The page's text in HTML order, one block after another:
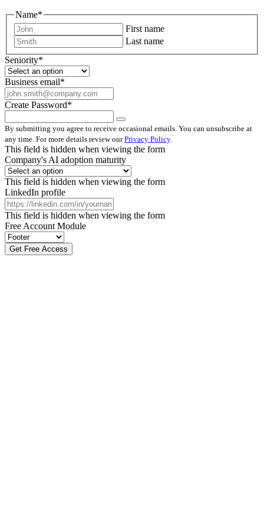
Name*
First name
Last name
Seniority*
Business email*
Create Password*
By submitting you agree to receive occasional emails. You can unsubscribe at
any time. For more details review ourPrivacy Policy.
This field is hidden when viewing the form
Company's AI adoption maturity
This field is hidden when viewing the form
LinkedIn profile
This field is hidden when viewing the form
Free Account Module